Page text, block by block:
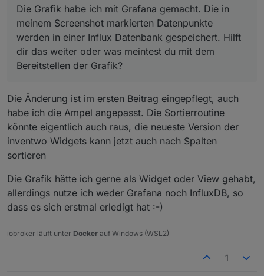
Die Grafik habe ich mit Grafana gemacht. Die in
meinem Screenshot markierten Datenpunkte
werden in einer Influx Datenbank gespeichert. Hilft
dir das weiter oder was meintest du mit dem
Bereitstellen der Grafik?
Die Änderung ist im ersten Beitrag eingepflegt, auch
habe ich die Ampel angepasst. Die Sortierroutine
könnte eigentlich auch raus, die neueste Version der
inventwo Widgets kann jetzt auch nach Spalten
sortieren
Die Grafik hätte ich gerne als Widget oder View gehabt,
allerdings nutze ich weder Grafana noch InfluxDB, so
dass es sich erstmal erledigt hat :-)
iobroker läuft unter Docker auf Windows (WSL2)
1